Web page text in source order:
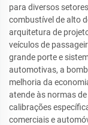
para diversos
combustível de alto
arquitetura de
veículos de
grande porte e
automotivas, a
melhoria da
atende às normas
calibrações
comerciais e